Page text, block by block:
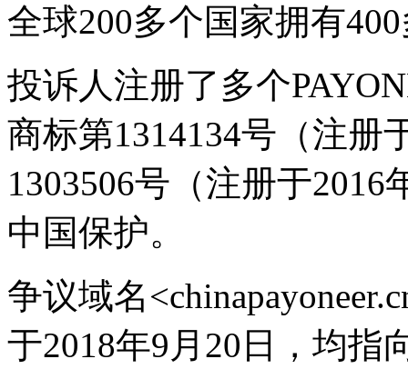
全球200多个国家拥有
投诉人注册了多个
商标第1314134号（注册
1303506号（注册于
中国保护。
争议域名
于2018年9月20日，均指